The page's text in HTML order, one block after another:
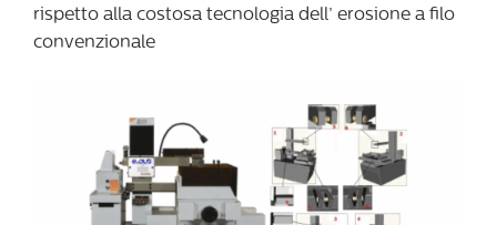
rispetto alla costosa tecnologia dell’ erosione a filo
convenzionale